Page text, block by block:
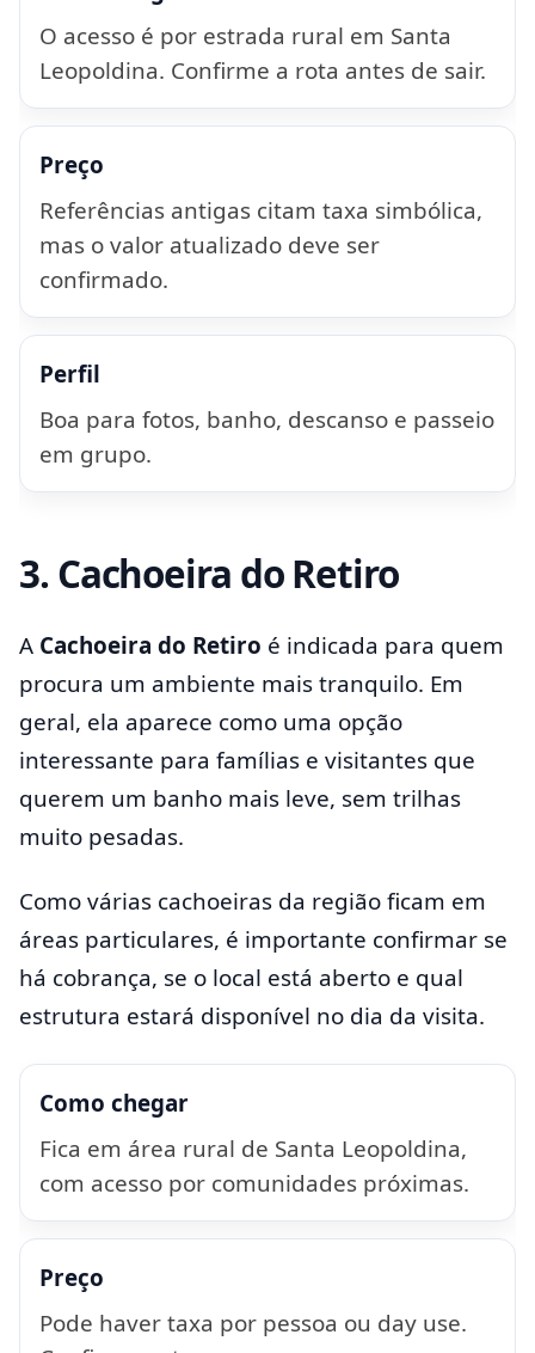
O acesso é por estrada rural em Santa
Leopoldina. Confirme a rota antes de sair.
Preço
Referências antigas citam taxa simbólica,
mas o valor atualizado deve ser
confirmado.
Perfil
Boa para fotos, banho, descanso e passeio
em grupo.
3. Cachoeira do Retiro
A Cachoeira do Retiro é indicada para quem
procura um ambiente mais tranquilo. Em
geral, ela aparece como uma opção
interessante para famílias e visitantes que
querem um banho mais leve, sem trilhas
muito pesadas.
Como várias cachoeiras da região ficam em
áreas particulares, é importante confirmar se
há cobrança, se o local está aberto e qual
estrutura estará disponível no dia da visita.
Como chegar
Fica em área rural de Santa Leopoldina,
com acesso por comunidades próximas.
Preço
Pode haver taxa por pessoa ou day use.